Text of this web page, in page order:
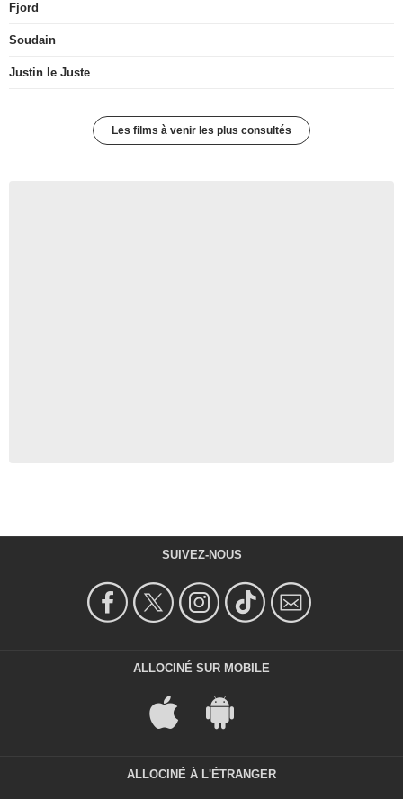
Fjord
Soudain
Justin le Juste
Les films à venir les plus consultés
SUIVEZ-NOUS
ALLOCINÉ SUR MOBILE
ALLOCINÉ À L'ÉTRANGER